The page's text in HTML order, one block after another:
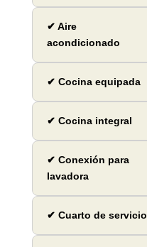
✔ Aire
acondicionado
✔ Cocina equipada
✔ Cocina integral
✔ Conexión para
lavadora
✔ Cuarto de servicio